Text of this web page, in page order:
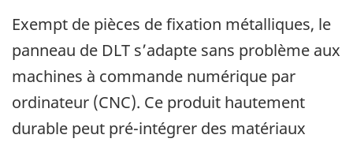
Exempt de pièces de fixation métalliques, le
panneau de DLT s’adapte sans problème aux
machines à commande numérique par
ordinateur (CNC). Ce produit hautement
durable peut pré-intégrer des matériaux